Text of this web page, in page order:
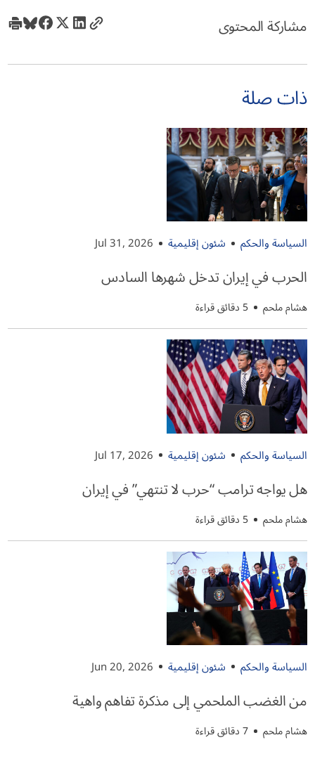
مشاركة المحتوى
ذات صلة
السياسة والحكم شئون إقليمية Jul 31, 2026
الحرب في إيران تدخل شهرها السادس
هشام ملحم 5 دقائق قراءة
السياسة والحكم شئون إقليمية Jul 17, 2026
هل يواجه ترامب “حرب لا تنتهي” في إيران
هشام ملحم 5 دقائق قراءة
السياسة والحكم شئون إقليمية Jun 20, 2026
من الغضب الملحمي إلى مذكرة تفاهم واهية
هشام ملحم 7 دقائق قراءة